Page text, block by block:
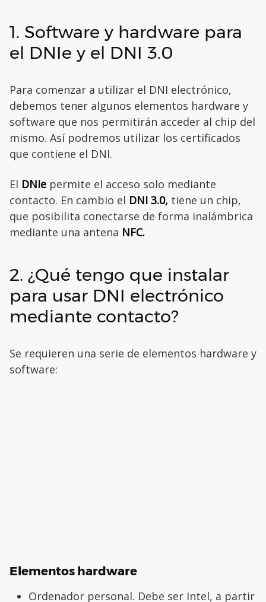
1. Software y hardware para
el DNIe y el DNI 3.0
Para comenzar a utilizar el DNI electrónico,
debemos tener algunos elementos hardware y
software que nos permitirán acceder al chip del
mismo. Así podremos utilizar los certificados
que contiene el DNI.
El DNIe permite el acceso solo mediante
contacto. En cambio el DNI 3.0, tiene un chip,
que posibilita conectarse de forma inalámbrica
mediante una antena NFC.
2. ¿Qué tengo que instalar
para usar DNI electrónico
mediante contacto?
Se requieren una serie de elementos hardware y
software:
Elementos hardware
Ordenador personal. Debe ser Intel, a partir